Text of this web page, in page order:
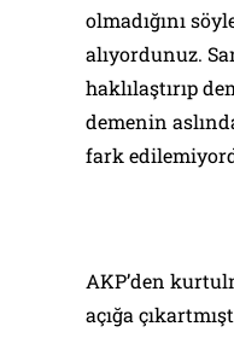
olmadığını
alıyordunuz.
haklılaştırıp
demenin
fark
AKP’den
açığa